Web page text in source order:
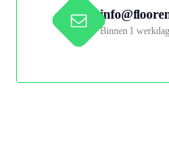
Binnen 1 werkdag